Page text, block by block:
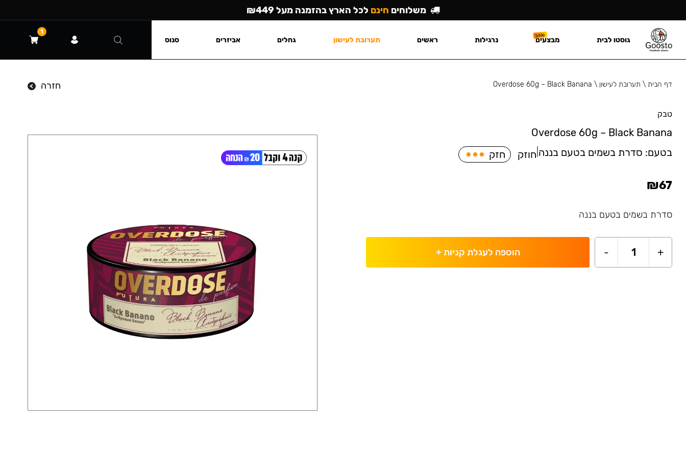
דף הבית\ תערובת לעישון \
Overdose 60g – Black Banana חזרה
טבק
Overdose 60g – Black Banana
בטעם: סדרת בשמים בטעם בננה חוזק חזק
₪67
סדרת בשמים בטעם בננה
+
1
- הוספה לעגלת קניות+
משלוחים חינם לכל הארץ בהזמנה מעל ₪449
גוסטו לבית מבצעים נרגילות ראשים תערובת לעישון גחלים אביזרים סנוס
1